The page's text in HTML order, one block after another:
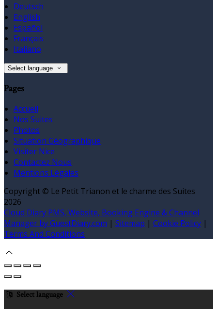
Deutsch
English
Español
Français
Italiano
Select language
Pages
Accueil
Nos Suites
Photos
Situation Géographique
Visiter Nice
Contactez Nous
Mentions Légales
Copyright © Le Petit Trianon et le charme des Suites
2026
Cloud Diary PMS, Website, Booking Engine & Channel
Manager by GuestDiary.com | Sitemap | Cookie Policy |
Terms And Conditions
Select language